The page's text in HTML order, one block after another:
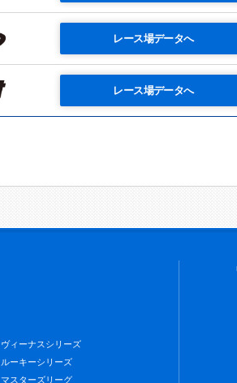
レース場データへ
レース場データへ
ヴィーナスシリーズ
ルーキーシリーズ
マスターズリーグ